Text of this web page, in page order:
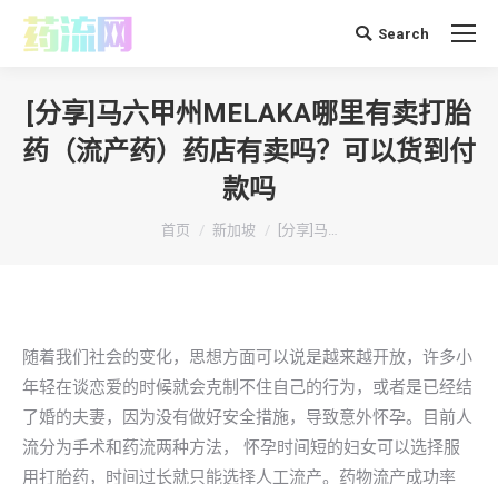
搜 Search
[分享]马六甲州MELAKA哪里有卖打胎
药（流产药）药店有卖吗？可以货到付
款吗
你在这里：
首页 新加坡 [分享]马…
随着我们社会的变化，思想方面可以说是越来越开放，许多小
年轻在谈恋爱的时候就会克制不住自己的行为，或者是已经结
了婚的夫妻，因为没有做好安全措施，导致意外怀孕。目前人
流分为手术和药流两种方法， 怀孕时间短的妇女可以选择服
用打胎药，时间过长就只能选择人工流产。药物流产成功率